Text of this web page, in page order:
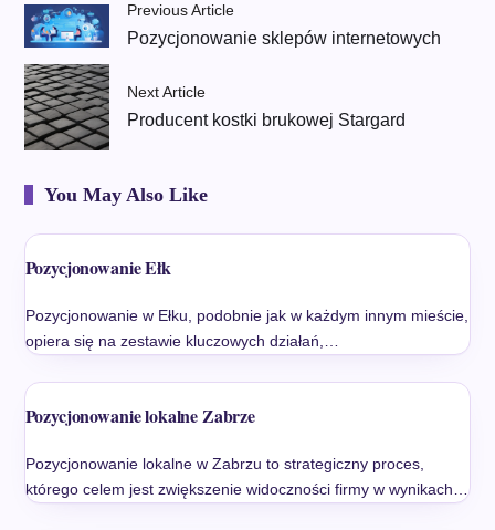
Previous Article
Pozycjonowanie sklepów internetowych
Next Article
Producent kostki brukowej Stargard
You May Also Like
Pozycjonowanie Ełk
Pozycjonowanie w Ełku, podobnie jak w każdym innym mieście,
opiera się na zestawie kluczowych działań,…
Pozycjonowanie lokalne Zabrze
Pozycjonowanie lokalne w Zabrzu to strategiczny proces,
którego celem jest zwiększenie widoczności firmy w wynikach…